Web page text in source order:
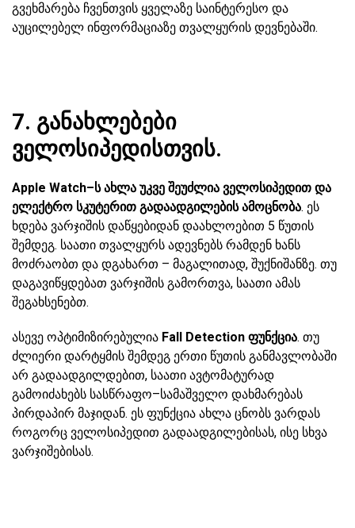
გვეხმარება ჩვენთვის ყველაზე საინტერესო და
აუცილებელ ინფორმაციაზე თვალყურის დევნებაში.
7. განახლებები
ველოსიპედისთვის.
Apple Watch–ს ახლა უკვე შეუძლია ველოსიპედით და
ელექტრო სკუტერით გადაადგილების ამოცნობა. ეს
ხდება ვარჯიშის დაწყებიდან დაახლოებით 5 წუთის
შემდეგ. საათი თვალყურს ადევნებს რამდენ ხანს
მოძრაობთ და დგახართ – მაგალითად, შუქნიშანზე. თუ
დაგავიწყდებათ ვარჯიშის გამორთვა, საათი ამას
შეგახსენებთ.
ასევე ოპტიმიზირებულია Fall Detection ფუნქცია. თუ
ძლიერი დარტყმის შემდეგ ერთი წუთის განმავლობაში
არ გადაადგილდებით, საათი ავტომატურად
გამოიძახებს სასწრაფო–სამაშველო დახმარებას
პირდაპირ მაჯიდან. ეს ფუნქცია ახლა ცნობს ვარდას
როგორც ველოსიპედით გადაადგილებისას, ისე სხვა
ვარჯიშებისას.